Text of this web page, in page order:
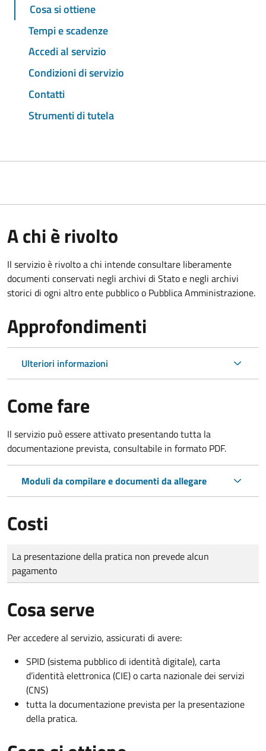
Cosa si ottiene
Tempi e scadenze
Accedi al servizio
Condizioni di servizio
Contatti
Strumenti di tutela
A chi è rivolto
Il servizio è rivolto a chi intende consultare liberamente
documenti conservati negli archivi di Stato e negli archivi
storici di ogni altro ente pubblico o Pubblica Amministrazione.
Approfondimenti
Ulteriori informazioni
Come fare
Il servizio può essere attivato presentando tutta la
documentazione prevista, consultabile in formato PDF.
Moduli da compilare e documenti da allegare
Costi
Tipo di pagamento
Importo
La presentazione della pratica non prevede alcun
pagamento
Cosa serve
Per accedere al servizio, assicurati di avere:
SPID (sistema pubblico di identità digitale), carta
d’identità elettronica (CIE) o carta nazionale dei servizi
(CNS)
tutta la documentazione prevista per la presentazione
della pratica.